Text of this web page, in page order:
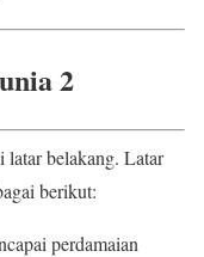
2
latar belakang. Latar
berikut:
perdamaian